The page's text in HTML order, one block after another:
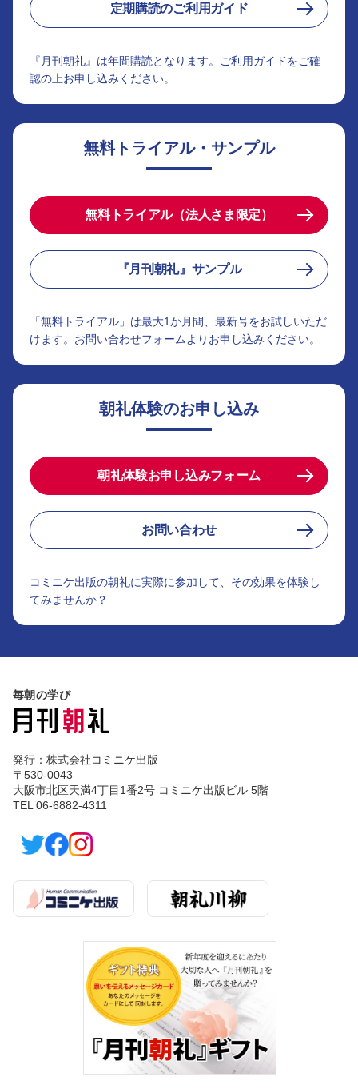
定期購読のご利用ガイド
『月刊朝礼』は年間購読となります。ご利用ガイドをご確
認の上お申し込みください。
無料トライアル・サンプル
無料トライアル（法人さま限定）
『月刊朝礼』サンプル
「無料トライアル」は最大1か月間、最新号をお試しいただ
けます。お問い合わせフォームよりお申し込みください。
朝礼体験のお申し込み
朝礼体験お申し込みフォーム
お問い合わせ
コミニケ出版の朝礼に実際に参加して、その効果を体験し
てみませんか？
毎朝の学び
発行：株式会社コミニケ出版
〒530-0043
大阪市北区天満4丁目1番2号 コミニケ出版ビル 5階
TEL 06-6882-4311